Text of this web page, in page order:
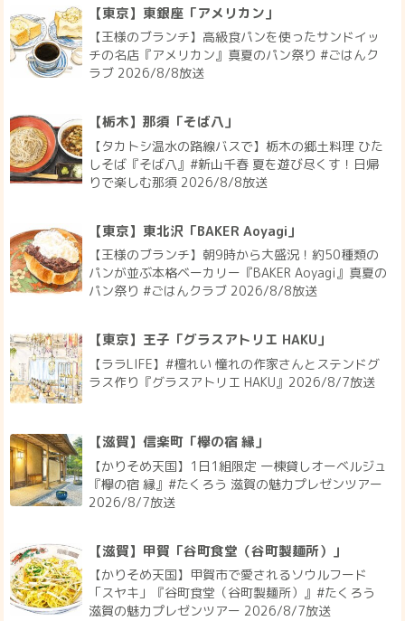
【東京】東銀座「アメリカン」
【王様のブランチ】高級食パンを使ったサンドイッ
チの名店『アメリカン』真夏のパン祭り #ごはんク
ラブ 2026/8/8放送
【栃木】那須「そば八」
【タカトシ温水の路線バスで】栃木の郷土料理 ひた
しそば『そば八』#新山千春 夏を遊び尽くす！日帰
りで楽しむ那須 2026/8/8放送
【東京】東北沢「BAKER Aoyagi」
【王様のブランチ】朝9時から大盛況！約50種類の
パンが並ぶ本格ベーカリー『BAKER Aoyagi』真夏の
パン祭り #ごはんクラブ 2026/8/8放送
【東京】王子「グラスアトリエ HAKU」
【ララLIFE】#檀れい 憧れの作家さんとステンドグ
ラス作り『グラスアトリエ HAKU』2026/8/7放送
【滋賀】信楽町「欅の宿 縁」
【かりそめ天国】1日1組限定 一棟貸しオーベルジュ
『欅の宿 縁』#たくろう 滋賀の魅力プレゼンツアー
2026/8/7放送
【滋賀】甲賀「谷町食堂（谷町製麺所）」
【かりそめ天国】甲賀市で愛されるソウルフード
「スヤキ」『谷町食堂（谷町製麺所）』#たくろう
滋賀の魅力プレゼンツアー 2026/8/7放送